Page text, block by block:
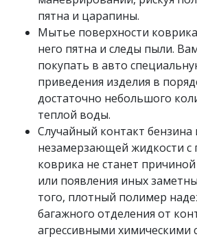
пятна и царапины.
Мытье поверхности коврика
него пятна и следы пыли.
покупать в авто
приведения изделия в
достаточно небольшого
теплой воды.
Случайный контакт бензина
незамерзающей жидкости с
коврика не станет
или появления иных
того, плотный полимер
багажного отделения от
агрессивными химическими